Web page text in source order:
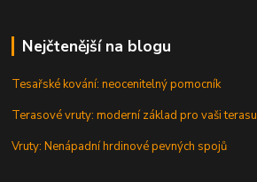
Nejčtenější na blogu
Tesařské kování: neocenitelný pomocník
Terasové vruty: moderní základ pro vaši terasu
Vruty: Nenápadní hrdinové pevných spojů